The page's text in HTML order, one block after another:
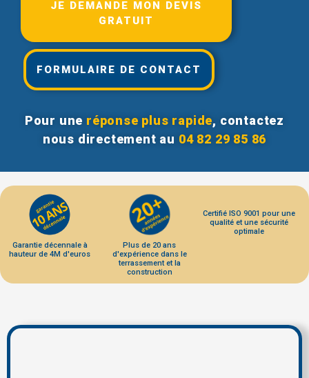
JE DEMANDE MON DEVIS
GRATUIT
FORMULAIRE DE CONTACT
Pour une réponse plus rapide, contactez
nous directement au 04 82 29 85 86
Garantie décennale à
hauteur de 4M d'euros
Plus de 20 ans
d'expérience dans le
terrassement et la
construction
Certifié ISO 9001 pour une
qualité et une sécurité
optimale